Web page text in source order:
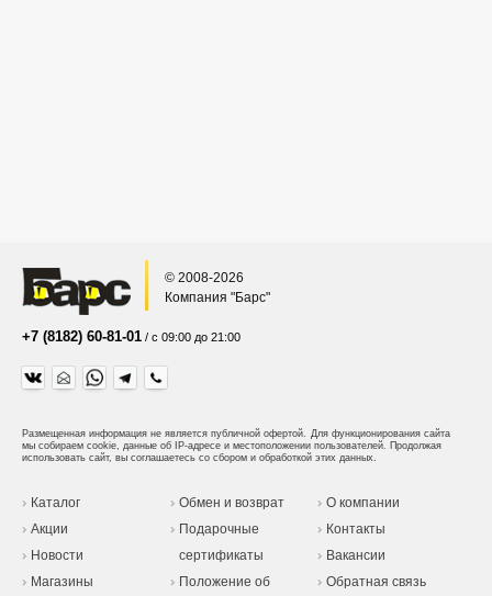
© 2008-2026
Компания "Барс"
+7 (8182) 60-81-01 / с 09:00 до 21:00
Размещенная информация не является публичной офертой. Для функционирования сайта
мы собираем cookie, данные об IP-адресе и местоположении пользователей. Продолжая
использовать сайт, вы соглашаетесь со сбором и обработкой этих данных.
Каталог
Акции
Новости
Магазины
Обмен и возврат
Подарочные
сертификаты
Положение об
О компании
Контакты
Вакансии
Обратная связь